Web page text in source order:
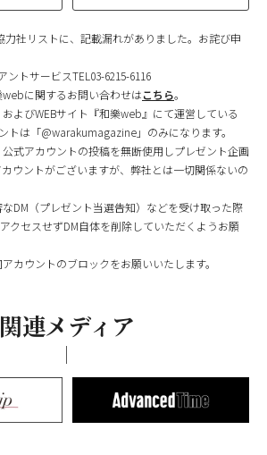
力社リストに、記載漏れがありました。お詫び申
ントサービスTEL03-6215-6116
に関するお問い合わせはこちら。
よびWEBサイト『和樂web』にて運営している
トは「@warakumagazine」のみになります。
式アカウントの投稿を無断使用しプレゼント企画
ウントがございますが、弊社とは一切関係ないの
DM（プレゼント当選告知）などを受け取った際
クセスせずDM自体を削除していただくようお願
カウントのブロックをお願いいたします。
関連メディア